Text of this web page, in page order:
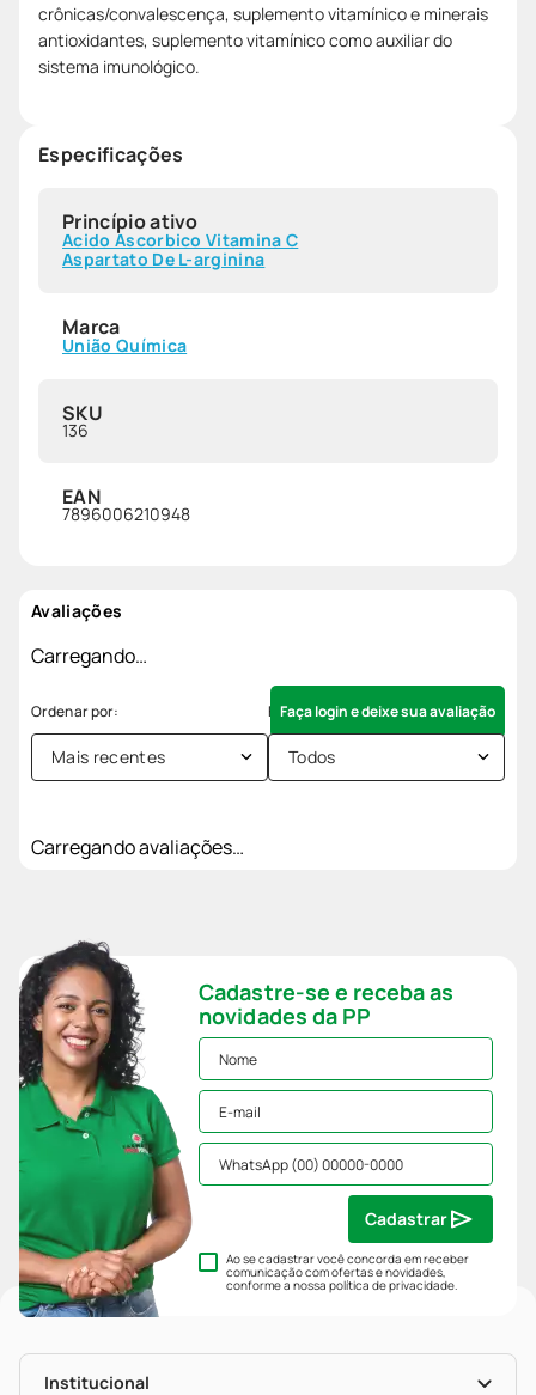
crônicas/convalescença, suplemento vitamínico e minerais
antioxidantes, suplemento vitamínico como auxiliar do
sistema imunológico.
Especificações
Princípio ativo
Acido Ascorbico Vitamina C
Aspartato De L-arginina
Marca
União Química
SKU
136
EAN
7896006210948
Avaliações
Carregando…
Faça login e deixe sua avaliação
Mais recentes Todos
Carregando avaliações…
Cadastre-se e receba as
novidades da PP
Ao se cadastrar você concorda em receber
comunicação com ofertas e novidades,
conforme a nossapolítica de privacidade.
Cadastrar
Institucional